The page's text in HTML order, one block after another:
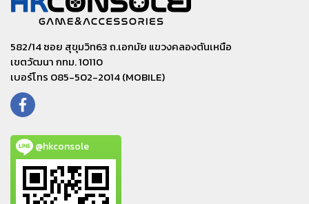
582/14 ซอย สุขุมวิท63 ถ.เอกมัย แขวงคลองตันเหนือ
เขตวัฒนา กทม. 10110
เบอร์โทร 085-502-2014 (MOBILE)
@hkconsole